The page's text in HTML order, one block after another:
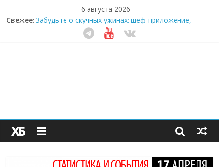
6 августа 2026
Свежее:Забудьте о скучных ужинах: шеф-приложение,
которое видит вашу еду насквозь
Небо зовёт: как бизнес на полётах дронов и
Секрет супергидратации: почему кокосовая вода с
пребиотиками становится главным трендом
здорового питания